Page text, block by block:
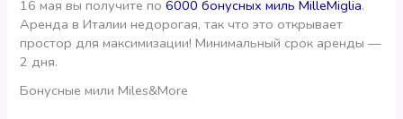
16 мая вы получите по6000 бонусных миль MilleMiglia.
Аренда в Италии недорогая, так что это открывает
простор для максимизации! Минимальный срок аренды —
2 дня.
Бонусные мили Miles&More